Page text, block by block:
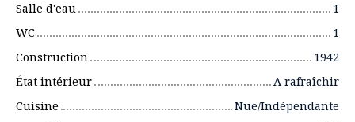
Salle d'eau
1
WC
1
Construction
1942
État intérieur
A rafraîchir
Cuisine
Nue/Indépendante